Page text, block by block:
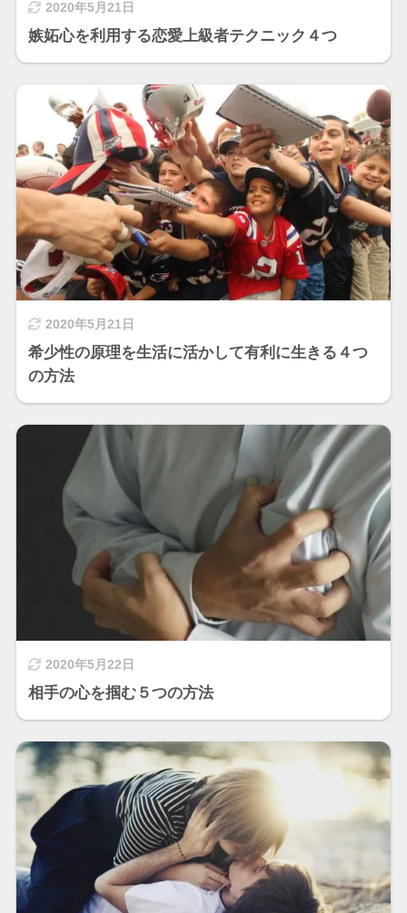
2020年5月21日
嫉妬心を利用する恋愛上級者テクニック４つ
2020年5月21日
希少性の原理を生活に活かして有利に生きる４つ
の方法
2020年5月22日
相手の心を掴む５つの方法